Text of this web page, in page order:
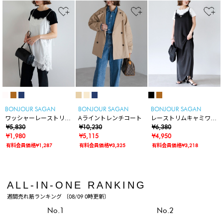
BONJOUR SAGAN
ワッシャーレーストリム
キャミ
¥5,830
¥1,980
有料会員価格¥1,287
BONJOUR SAGAN
Aライントレンチコート
¥10,230
¥5,115
有料会員価格¥3,325
BONJOUR SAGAN
レーストリムキャミワン
ピース
¥6,380
¥4,950
有料会員価格¥3,218
ALL-IN-ONE RANKING
週間売れ筋ランキング 〔08/09 0時更新〕
No.1 No.2